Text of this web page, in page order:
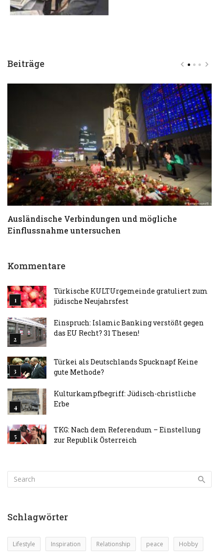
Beiträge
Ausländische Verbindungen und mögliche
Einflussnahme untersuchen
Kommentare
Türkische KULTUrgemeinde gratuliert zum
jüdische Neujahrsfest
Einspruch: Islamic Banking verstößt gegen
das EU Recht? 31 Thesen!
Türkei als Deutschlands Spucknapf Keine
gute Methode?
Kulturkampfbegriff: Jüdisch-christliche
Erbe
TKG: Nach dem Referendum – Einstellung
zur Republik Österreich
Schlagwörter
Lifestyle Inspiration Relationship peace Hobby